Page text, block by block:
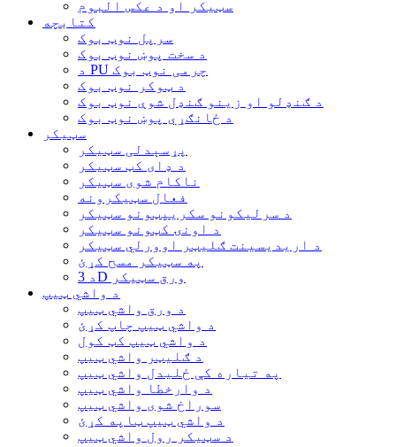
سټیکر او د عکس البوم
کتابچه
سرپل نوټ بوک
د سخت پوښ نوټ بوک
د PU چرمی نوټ بوک
د ټوکر نوټ بوک
د ګنډلو او زینو ګنډل شوې نوټ بوک
د ځانګړي پوښ نوټ بوک
سټیکر
پړسېدلی سټیکر
د ډای کټ سټیکر
ناکام شوی سټیکر
فعال سټیکرونه
د سرلیکونو سکریپټونو سټیکر
د اونۍ کټونو سټیکر
د اریدیسینت ګلیټر اوورلي سټیکر
په سټیکر مسح کړئ
د 3D ورق سټیکر
د واشي ټیپ
د ورق واشي ټیپ
د واشي ټیپ چاپ کړئ
د واشي ټیپ کټ کول
د ګلیټر واشي ټیپ
په تیاره کې ځلیدل واشي ټیپ
د وارخطا واشي ټیپ
سوراخ شوی واشي ټیپ
د واشي ټیپ ټاپه کړئ
د سټیکر رول واشي ټیپ